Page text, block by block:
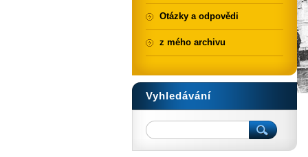
Otázky a odpovědi
z mého archivu
Vyhledávání